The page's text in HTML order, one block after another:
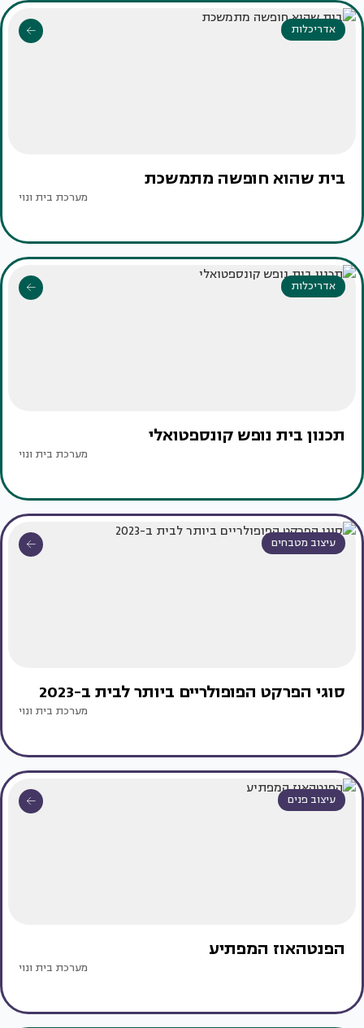
אדריכלות
בית שהוא חופשה מתמשכת
מערכת בית ונוי
אדריכלות
תכנון בית נופש קונספטואלי
מערכת בית ונוי
עיצוב מטבחים
סוגי הפרקט הפופולריים ביותר לבית ב-2023
מערכת בית ונוי
עיצוב פנים
הפנטהאוז המפתיע
מערכת בית ונוי